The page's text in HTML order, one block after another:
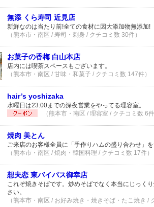
無添 くら寿司 近見店
新鮮なのは当たり前!全ての食材に因大添加物無添加!
（熊本市・南区 / 寿司・刺身 / クチコミ数 30件）
お菓子の香梅 白山本店
店内には喫茶スペースもございます。
（熊本市・南区 / 甘味・和菓子 / クチコミ数 147件）
hair’s yoshizaka
水曜日は23:00までの深夜営業をやってる理容室。
（熊本市・南区 / 理容室 / クチコミ数 6件
焼肉 美とん
ご来店のお客様全員に「手作りハムの盛り合わせ」
（熊本市・南区 / 焼肉・韓国料理 / クチコミ数 17件）
想夫恋 東バイパス御幸店
これぞ焼きそばです。炒めそばでなく本当にじっく
さい。
（熊本市・南区 / お好み焼き・焼きそば・たこ焼き /